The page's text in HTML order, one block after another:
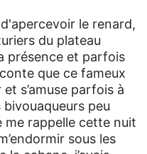
d'apercevoir le renard,
du plateau
présence et parfois
que ce fameux
s’amuse parfois à
peu
rappelle cette nuit
sous les